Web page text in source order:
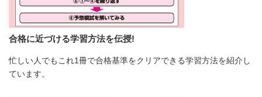
合格に近づける学習方法を伝授!
忙しい人でもこれ1冊で合格基準をクリアできる学習方法を紹介し
ています。